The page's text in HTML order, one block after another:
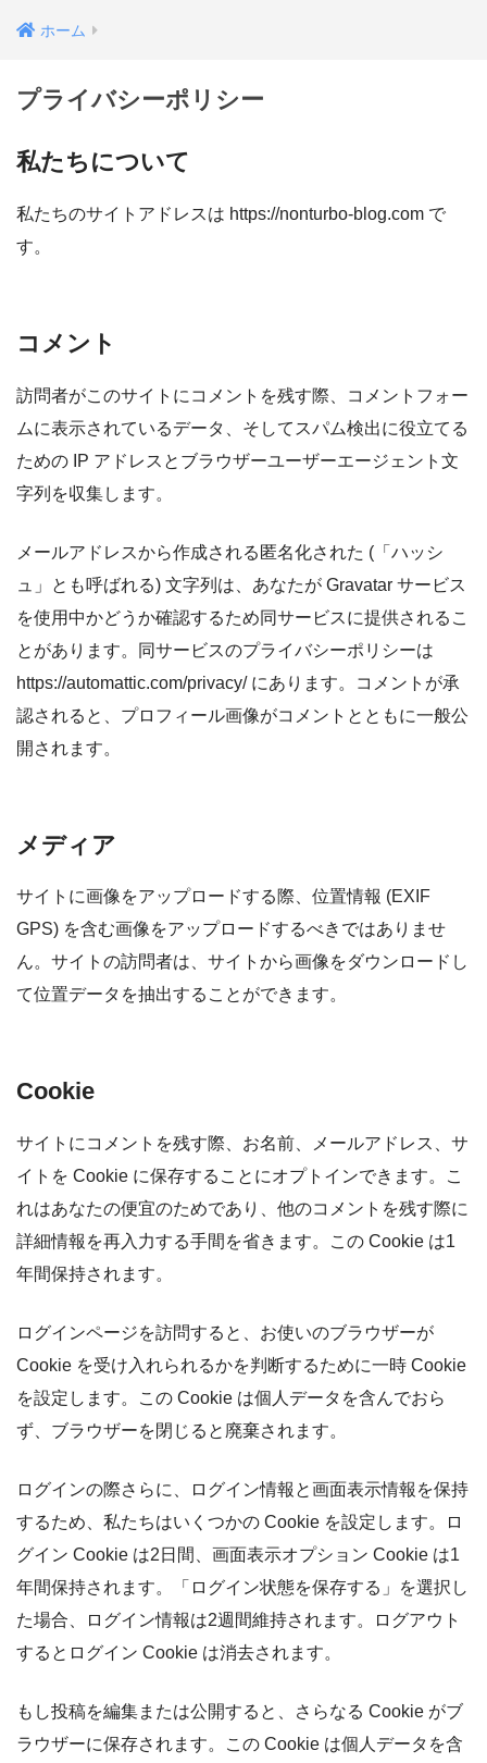
ホーム
プライバシーポリシー
私たちについて
私たちのサイトアドレスは https://nonturbo-blog.com で
す。
コメント
訪問者がこのサイトにコメントを残す際、コメントフォー
ムに表示されているデータ、そしてスパム検出に役立てる
ための IP アドレスとブラウザーユーザーエージェント文
字列を収集します。
メールアドレスから作成される匿名化された (「ハッシ
ュ」とも呼ばれる) 文字列は、あなたが Gravatar サービス
を使用中かどうか確認するため同サービスに提供されるこ
とがあります。同サービスのプライバシーポリシーは
https://automattic.com/privacy/ にあります。コメントが承
認されると、プロフィール画像がコメントとともに一般公
開されます。
メディア
サイトに画像をアップロードする際、位置情報 (EXIF
GPS) を含む画像をアップロードするべきではありませ
ん。サイトの訪問者は、サイトから画像をダウンロードし
て位置データを抽出することができます。
Cookie
サイトにコメントを残す際、お名前、メールアドレス、サ
イトを Cookie に保存することにオプトインできます。こ
れはあなたの便宜のためであり、他のコメントを残す際に
詳細情報を再入力する手間を省きます。この Cookie は1
年間保持されます。
ログインページを訪問すると、お使いのブラウザーが
Cookie を受け入れられるかを判断するために一時 Cookie
を設定します。この Cookie は個人データを含んでおら
ず、ブラウザーを閉じると廃棄されます。
ログインの際さらに、ログイン情報と画面表示情報を保持
するため、私たちはいくつかの Cookie を設定します。ロ
グイン Cookie は2日間、画面表示オプション Cookie は1
年間保持されます。「ログイン状態を保存する」を選択し
た場合、ログイン情報は2週間維持されます。ログアウト
するとログイン Cookie は消去されます。
もし投稿を編集または公開すると、さらなる Cookie がブ
ラウザーに保存されます。この Cookie は個人データを含